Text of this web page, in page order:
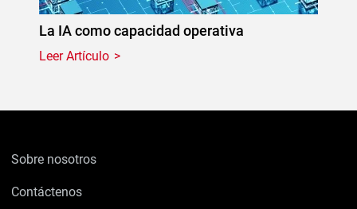
La IA como capacidad operativa
Leer Artículo
Sobre nosotros
Contáctenos